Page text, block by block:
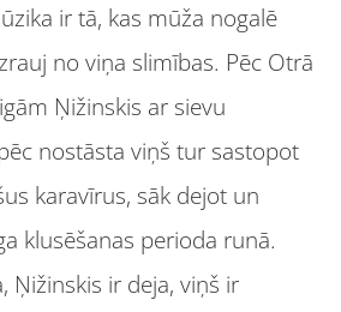
ir tā, kas mūža nogalē
no viņa slimības. Pēc Otrā
Ņižinskis ar sievu
nostāsta viņš tur sastopot
karavīrus, sāk dejot un
klusēšanas perioda runā.
Ņižinskis ir deja, viņš ir